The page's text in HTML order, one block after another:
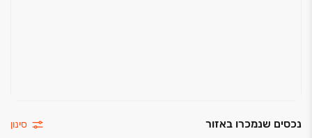
נכסים שנמכרו באזור סינון